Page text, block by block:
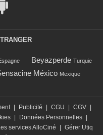
Beyazperde Turquie
México Mexique
Publicité CGU CGV
Données Personnelles
services AlloCiné
Gérer Utiq